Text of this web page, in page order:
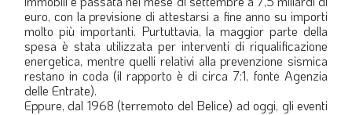
euro, con la previsione di attestarsi a fine anno su importi
molto più importanti. Purtuttavia, la maggior parte della
spesa è stata utilizzata per interventi di riqualificazione
energetica, mentre quelli relativi alla prevenzione sismica
restano in coda (il rapporto è di circa 7:1, fonte Agenzia
delle Entrate).
Eppure, dal 1968 (terremoto del Belice) ad oggi, gli eventi